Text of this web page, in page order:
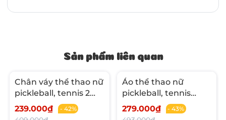
Sản phẩm liên quan
Chân váy thể thao nữ
pickleball, tennis 2
lớp - Xếp ly sau cá
tính
239.000₫ - 42%
Áo thể thao nữ
pickleball, tennis
không tay, có cổ, ôm
sát tôn dáng
279.000₫ - 43%